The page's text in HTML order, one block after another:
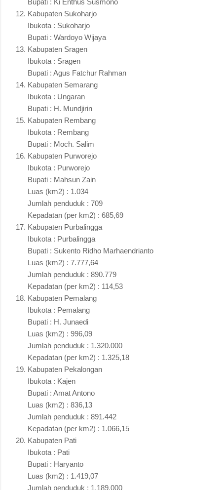
Kabupaten Sukoharjo
Ibukota : Sukoharjo
Bupati : Wardoyo Wijaya
Kabupaten Sragen
Ibukota : Sragen
Bupati : Agus Fatchur Rahman
Kabupaten Semarang
Ibukota : Ungaran
Bupati : H. Mundjirin
Kabupaten Rembang
Ibukota : Rembang
Bupati : Moch. Salim
Kabupaten Purworejo
Ibukota : Purworejo
Bupati : Mahsun Zain
Luas (km2) : 1.034
Jumlah penduduk : 709
Kepadatan (per km2) : 685,69
Kabupaten Purbalingga
Ibukota : Purbalingga
Bupati : Sukento Ridho Marhaendrianto
Luas (km2) : 7.777,64
Jumlah penduduk : 890.779
Kepadatan (per km2) : 114,53
Kabupaten Pemalang
Ibukota : Pemalang
Bupati : H. Junaedi
Luas (km2) : 996,09
Jumlah penduduk : 1.320.000
Kepadatan (per km2) : 1.325,18
Kabupaten Pekalongan
Ibukota : Kajen
Bupati : Amat Antono
Luas (km2) : 836,13
Jumlah penduduk : 891.442
Kepadatan (per km2) : 1.066,15
Kabupaten Pati
Ibukota : Pati
Bupati : Haryanto
Luas (km2) : 1.419,07
Jumlah penduduk : 1.189.000